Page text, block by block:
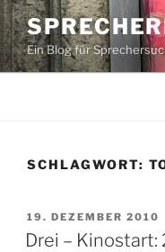
Zum
Inhalt
springenEin Blog für
SCHLAGWORT:
VERÖFFENTLICHT
AM
19. DEZEMBER 2010
Drei – Kinostart: